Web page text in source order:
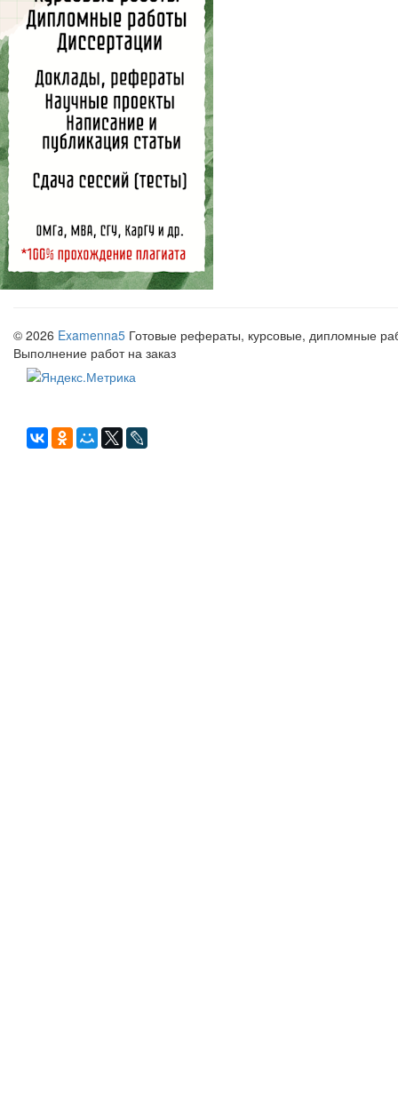
© 2026 Examenna5 Готовые рефераты, курсовые, дипломные
Выполнение работ на заказ